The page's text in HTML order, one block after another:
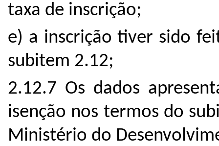
taxa de inscrição;
e) a inscrição tiver sido
subitem 2.12;
2.12.7 Os dados
isenção nos termos do
Ministério do